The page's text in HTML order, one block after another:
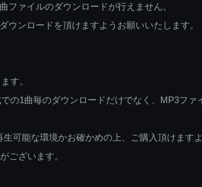
ファイルのダウンロードが行えません。
ンロードを頂けますようお願いいたします。
す。
の1曲毎のダウンロードだけでなく、MP3ファ
可能な環境かお確かめの上、ご購入頂けますよ
ございます。